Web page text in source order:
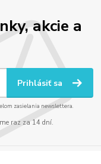
akcie a
Prihlásiť sa
zasielania newslettera.
raz za 14 dní.